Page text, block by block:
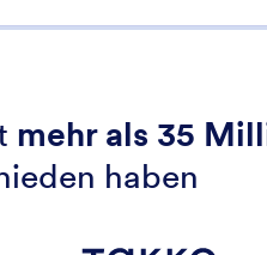
mehr als 35
haben